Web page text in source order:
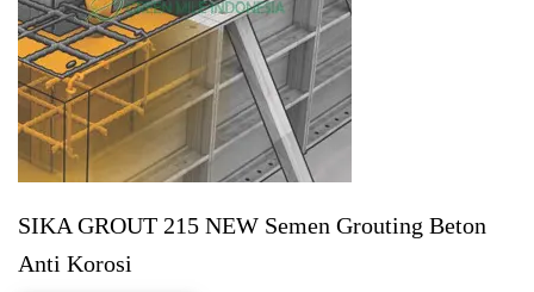
SIKA GROUT 215 NEW Semen Grouting Beton
Anti Korosi